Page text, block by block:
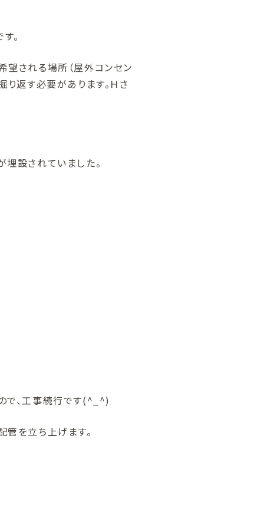
。
望される場所（屋外コンセン
り返す必要があります。Ｈさ
設されていました。
で、工事続行です(^_^)
を立ち上げます。